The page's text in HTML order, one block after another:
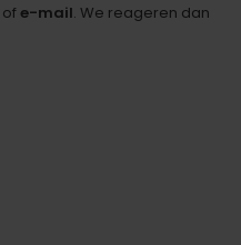
ofe-mail. We reageren dan